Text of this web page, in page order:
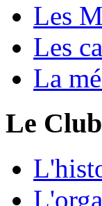
Les
Les
La
Le Club